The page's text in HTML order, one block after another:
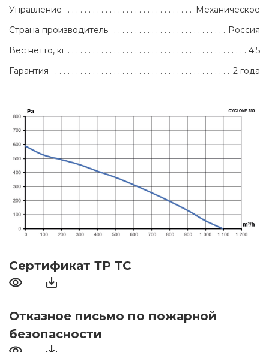
Управление
Механическое
Страна производитель
Россия
Вес нетто, кг
4.5
Гарантия
2 года
Сертификат ТР ТС
Отказное письмо по пожарной
безопасности